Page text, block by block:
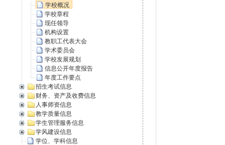
学校概况
学校章程
现任领导
机构设置
教职工代表大会
学术委员会
学校发展规划
信息公开年度报告
年度工作要点
招生考试信息
财务、资产及收费信息
人事师资信息
教学质量信息
学生管理服务信息
学风建设信息
学位、学科信息